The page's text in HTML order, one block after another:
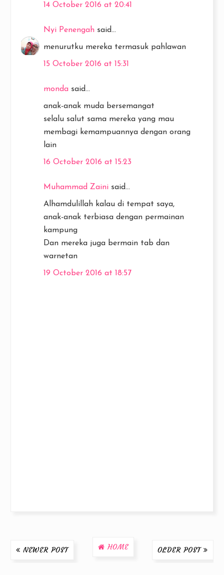
14 October 2016 at 20:41
Nyi Penengah said...
menurutku mereka termasuk pahlawan
15 October 2016 at 15:31
monda said...
anak-anak muda bersemangat
selalu salut sama mereka yang mau
membagi kemampuannya dengan orang
lain
16 October 2016 at 15:23
Muhammad Zaini said...
Alhamdulillah kalau di tempat saya,
anak-anak terbiasa dengan permainan
kampung
Dan mereka juga bermain tab dan
warnetan
19 October 2016 at 18:57
NEWER POST OLDER POST
HOME